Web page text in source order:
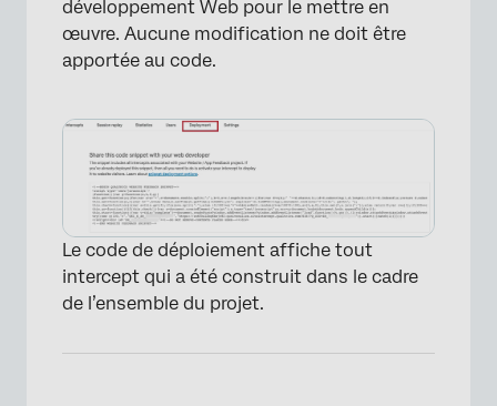
développement Web pour le mettre en
œuvre. Aucune modification ne doit être
apportée au code.
Le code de déploiement affiche tout
intercept qui a été construit dans le cadre
de l’ensemble du projet.